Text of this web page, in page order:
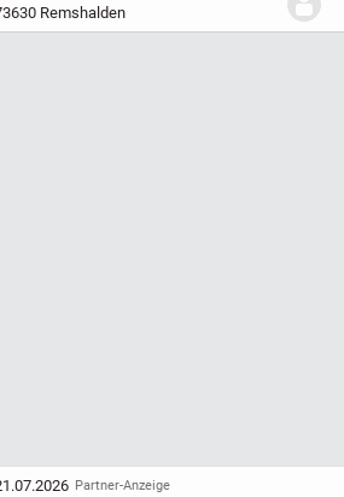
3 Zimmer-Etagen-
- Wohnfläche ca. 68,19 qm-
Remshalden
Partner-Anzeige